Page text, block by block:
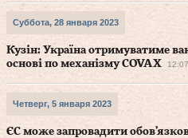
Суббота, 28 января 2023
Кузін: Україна отримуватиме
основі по механізму COVAX
12:07
Четверг, 5 января 2023
ЄС може запровадити